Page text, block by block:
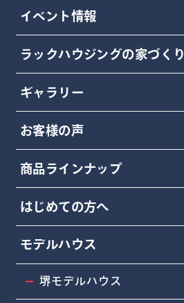
イベント情報
ラックハウジングの家づくり
ギャラリー
お客様の声
商品ラインナップ
はじめての方へ
モデルハウス
堺モデルハウス